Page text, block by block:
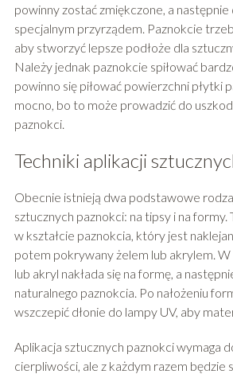
powinny zostać zmiękczone, a
specjalnym przyrządem. Paznokcie
aby stworzyć lepsze podłoże dla
Należy jednak paznokcie spiłować
powinno się piłować powierzchni płytki
mocno, bo to może prowadzić do
paznokci.
Techniki aplikacji
Obecnie istnieją dwa podstawowe
sztucznych paznokci: na tipsy i na
w kształcie paznokcia, który jest
potem pokrywany żelem lub akrylem. W
lub akryl nakłada się na formę, a
naturalnego paznokcia. Po nałożeniu
wszczepić dłonie do lampy UV, aby
Aplikacja sztucznych paznokci wymaga
cierpliwości, ale z każdym razem będzie